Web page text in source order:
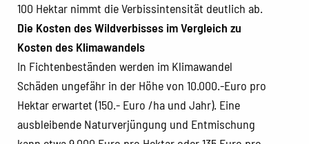
100 Hektar nimmt die Verbissintensität deutlich ab.
Die Kosten des Wildverbisses im Vergleich zu
Kosten des Klimawandels
In Fichtenbeständen werden im Klimawandel
Schäden ungefähr in der Höhe von 10.000.-Euro pro
Hektar erwartet (150.- Euro /ha und Jahr). Eine
ausbleibende Naturverjüngung und Entmischung